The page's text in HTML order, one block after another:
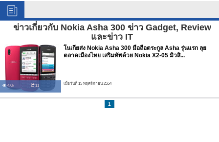
ข่าวเกี่ยวกับ Nokia Asha 300 ข่าว Gadget, Review
และข่าว IT
4.6k 11
โนเกียส่ง Nokia Asha 300 มือถือตระกูล Asha รุ่นแรก ลุย
ตลาดเมืองไทย เสริมทัพด้วย Nokia X2-05 มิวสิ...
เมื่อวันที่ 15 พฤศจิกายน 2554
1